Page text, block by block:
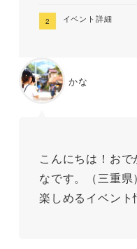
イベント詳細
かな
こんにちは！お
なです。（三重
楽しめるイベント